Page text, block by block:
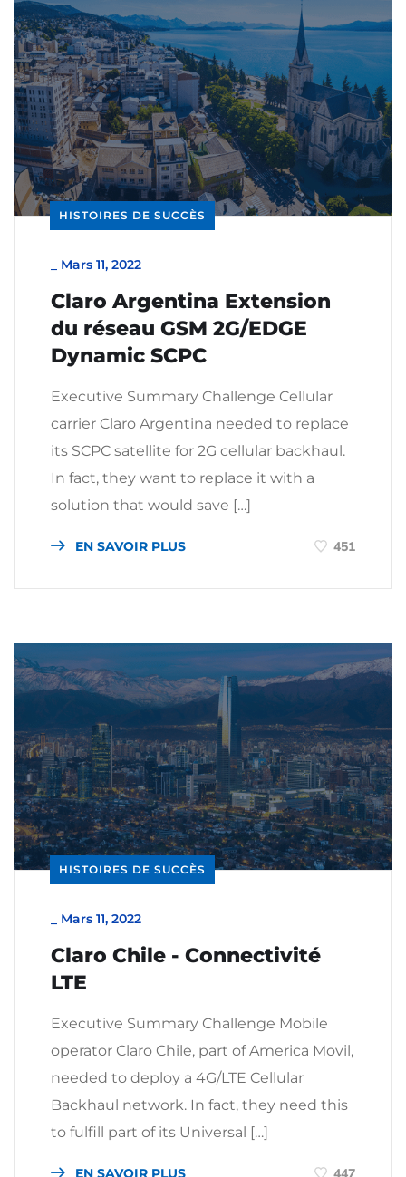
HISTOIRES DE SUCCÈS
Mars 11, 2022
Claro Argentina Extension
du réseau GSM 2G/EDGE
Dynamic SCPC
Executive Summary Challenge Cellular
carrier Claro Argentina needed to replace
its SCPC satellite for 2G cellular backhaul.
In fact, they want to replace it with a
solution that would save […]
EN SAVOIR PLUS 451
HISTOIRES DE SUCCÈS
Mars 11, 2022
Claro Chile - Connectivité
LTE
Executive Summary Challenge Mobile
operator Claro Chile, part of America Movil,
needed to deploy a 4G/LTE Cellular
Backhaul network. In fact, they need this
to fulfill part of its Universal […]
EN SAVOIR PLUS